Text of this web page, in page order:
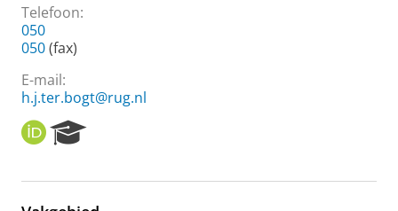
Telefoon:
050
050(fax)
E-mail:
h.j.ter.bogt@rug.nl
O
R
I
e